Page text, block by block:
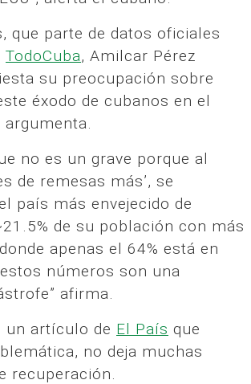
que parte de datos oficiales
TodoCuba, Amilcar Pérez
su preocupación sobre
éxodo de cubanos en el
no es un grave porque al
de remesas más’, se
país más envejecido de
de su población con más
apenas el 64% está en
números son una
afirma.
un artículo de El País que
no deja muchas
recuperación.